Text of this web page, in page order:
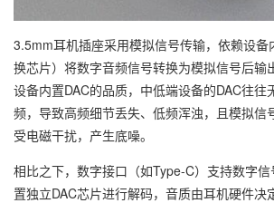
3.5mm耳机插座采用模拟信号传输，依赖设备
换芯片）将数字音频信号转换为模拟信号后输
设备内置DAC的品质，中低端设备的DAC往往
频，导致高频细节丢失、低频浑浊，且模拟信
受电磁干扰，产生底噪。
相比之下，数字接口（如Type-C）支持数字
置独立DAC芯片进行解码，音质由耳机硬件决